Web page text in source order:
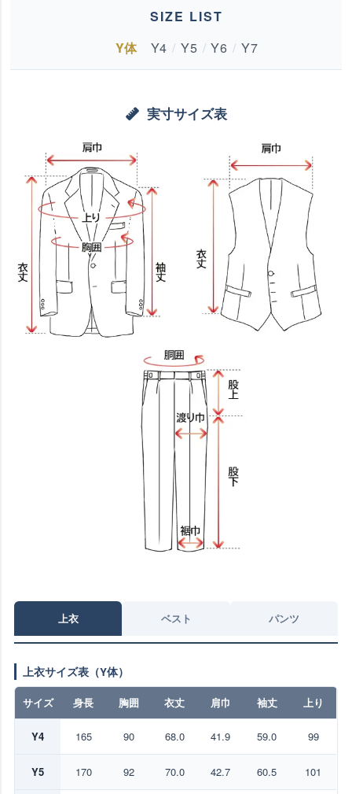
SIZE LIST
Y体
Y4 / Y5 / Y6 / Y7
実寸サイズ表
上衣 ベスト パンツ
上衣サイズ表（Y体）
サイズ 身長 胸囲 衣丈 肩巾 袖丈 上り
Y4 165 90 68.0 41.9 59.0 99
Y5 170 92 70.0 42.7 60.5 101